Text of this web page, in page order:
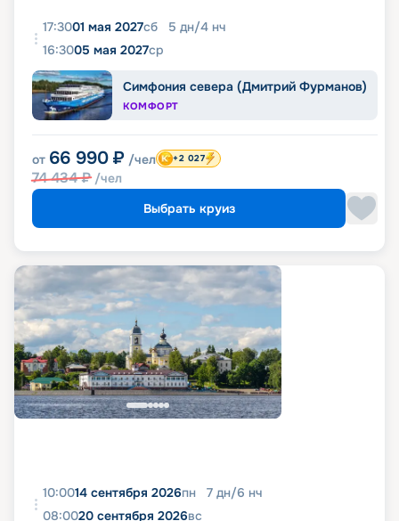
17:3001 мая 2027сб 5 дн/4 нч
16:3005 мая 2027ср
Симфония севера (Дмитрий Фурманов)
КОМФОРТ
от 66 990 ₽ /чел
74 434₽ /чел
+2 027
Выбрать круиз
10:0014 сентября 2026пн 7 дн/6 нч
08:0020 сентября 2026вс